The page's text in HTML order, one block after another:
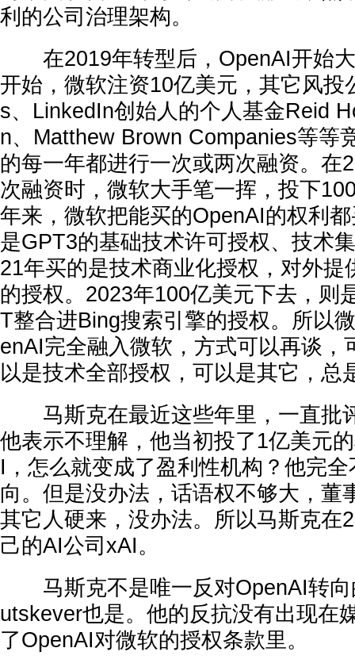
利的公司治理架构。
在2019年转型后，OpenAI开始大
开始，微软注资10亿美元，其它风投
s、LinkedIn创始人的个人基金Reid
n、Matthew Brown Companies等等
的每一年都进行一次或两次融资。在
次融资时，微软大手笔一挥，投下
年来，微软把能买的OpenAI的权利
是GPT3的基础技术许可授权、技术
21年买的是技术商业化授权，对外提
的授权。2023年100亿美元下去，则
T整合进Bing搜索引擎的授权。所以
enAI完全融入微软，方式可以再谈，
以是技术全部授权，可以是其它，总
马斯克在最近这些年里，一直批
他表示不理解，他当初投了1亿美元
I，怎么就变成了盈利性机构？他完
向。但是没办法，话语权不够大，董
其它人硬来，没办法。所以马斯克在
己的AI公司xAI。
马斯克不是唯一反对OpenAI转向
utskever也是。他的反抗没有出现在
了OpenAI对微软的授权条款里。